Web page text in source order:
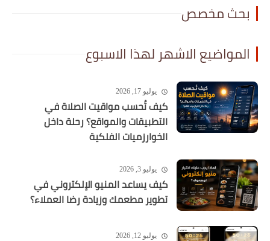
بحث مخصص
المواضيع الاشهر لهذا الاسبوع
يوليو 17, 2026
كيف تُحسب مواقيت الصلاة في
التطبيقات والمواقع؟ رحلة داخل
الخوارزميات الفلكية
يوليو 3, 2026
كيف يساعد المنيو الإلكتروني في
تطوير مطعمك وزيادة رضا العملاء؟
يوليو 12, 2026